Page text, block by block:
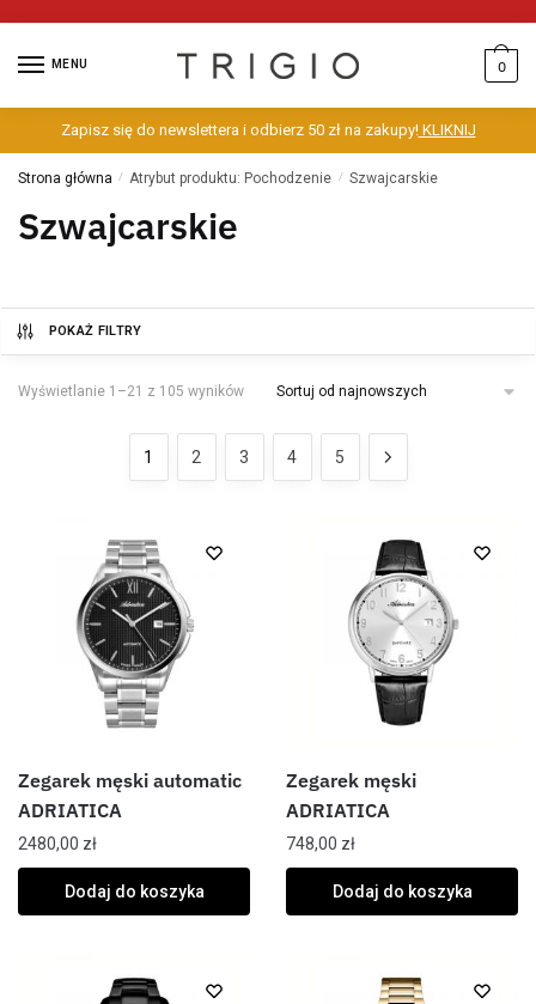
MENU 0
Zapisz się do newslettera i odbierz 50 zł na zakupy!KLIKNIJ
Strona główna / Atrybut produktu: Pochodzenie / Szwajcarskie
Szwajcarskie
POKAŻ FILTRY
Wyświetlanie 1–21 z 105 wyników
1 2 3 4 5
Zegarek męski automatic
ADRIATICA
2480,00 zł
Dodaj do koszyka
Zegarek męski
ADRIATICA
748,00 zł
Dodaj do koszyka